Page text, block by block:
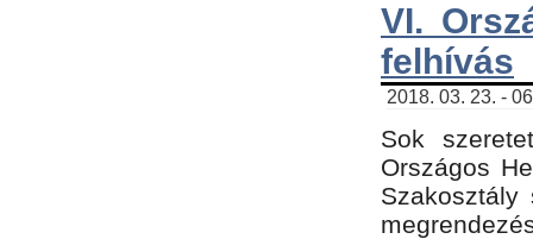
VI.
felhívás
2018. 03. 23. -
Sok
Országos